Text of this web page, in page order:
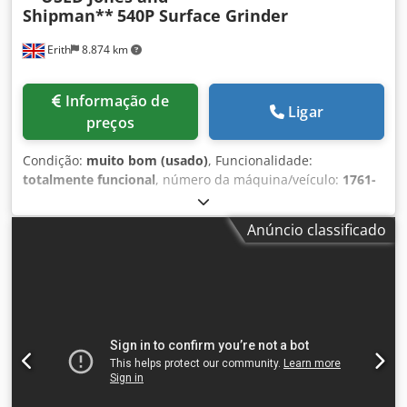
Erith 8.874 km
Shipman**540P Surface Grinder
preços
Ligar
Condição: muito bom (usado), Funcionalidade:
totalmente funcional, número da máquina/veículo: 1761-
, Capacidade de 457 x 152 mm. Equipada com mandril
magnético, subida e descida da cabeça da roda, proteção
da mesa, sistema de refrigeração e extração de poeiras.
deslocação da mesa por minuto 1,5 - 18m Gama de avanço
transversal por curso em cada inversão 0,178 - 1,78mm
Micrómetro de avanço transversal graduado em Ajuste do
Anúncio classificado